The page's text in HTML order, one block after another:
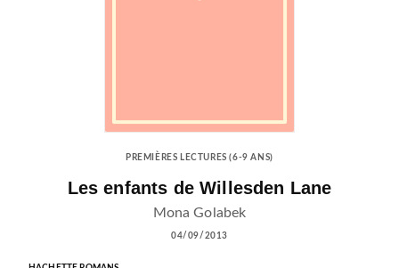
PREMIÈRES LECTURES (6-9 ANS)
Les enfants de Willesden Lane
Mona Golabek
04/09/2013